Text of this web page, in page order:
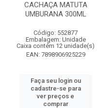
CACHAÇA MATUTA
UMBURANA 300ML
Código: 552877
Embalagem: Unidade
Caixa contém 12 unidade(s)
EAN: 7898906925229
Faça seu login ou
cadastre-se para
ver preços e
comprar